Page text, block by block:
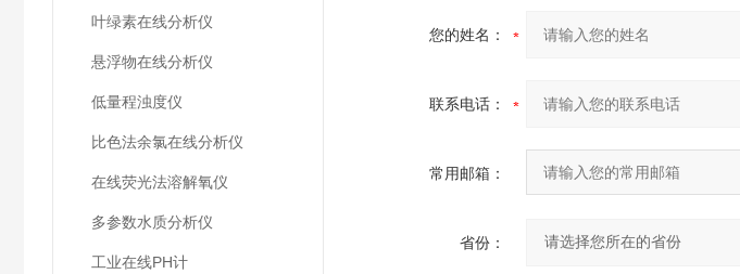
叶绿素在线分析仪
悬浮物在线分析仪
低量程浊度仪
比色法余氯在线分析仪
在线荧光法溶解氧仪
多参数水质分析仪
工业在线PH计
您的姓名：
联系电话：
常用邮箱：
省份：